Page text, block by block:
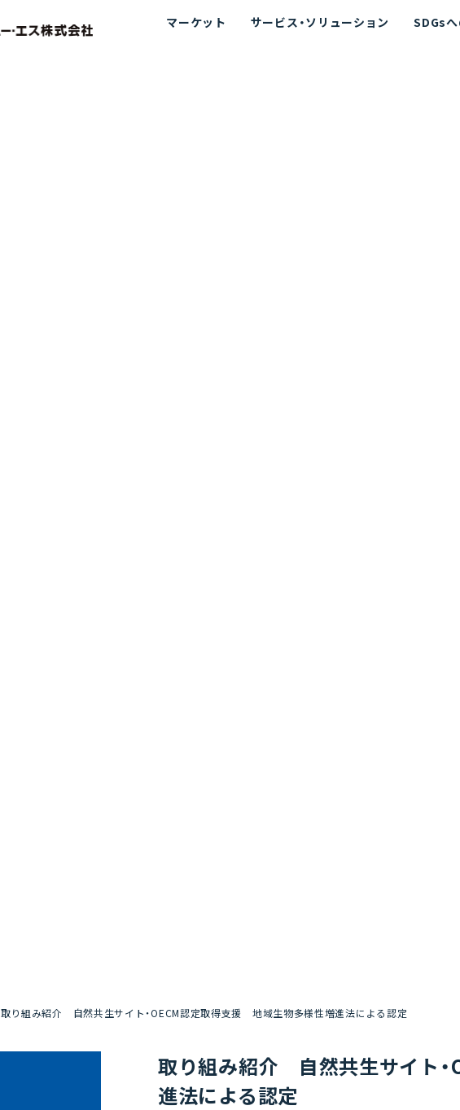
マーケット サービス・ソリューション SDGs
取り組み紹介 自然共生サイト・OECM認定取得支援 地域生物多様性増進法による認定
取り組み紹介 自然共生サイト
進法による認定